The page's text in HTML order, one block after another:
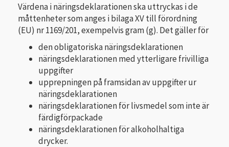
Värdena i näringsdeklarationen ska uttryckas i de
måttenheter som anges i bilaga XV till förordning
(EU) nr 1169/201, exempelvis gram (g). Det gäller för
den obligatoriska näringsdeklarationen
näringsdeklarationen med ytterligare frivilliga
uppgifter
upprepningen på framsidanav uppgifter ur
näringsdeklarationen
näringsdeklarationen för livsmedel som inte är
färdigförpackade
näringsdeklarationen för alkoholhaltiga
drycker.